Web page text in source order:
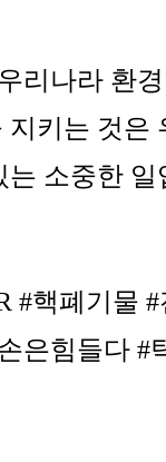
리나라 환
지키는 것은
소중한
#핵폐기물
은힘들다 #